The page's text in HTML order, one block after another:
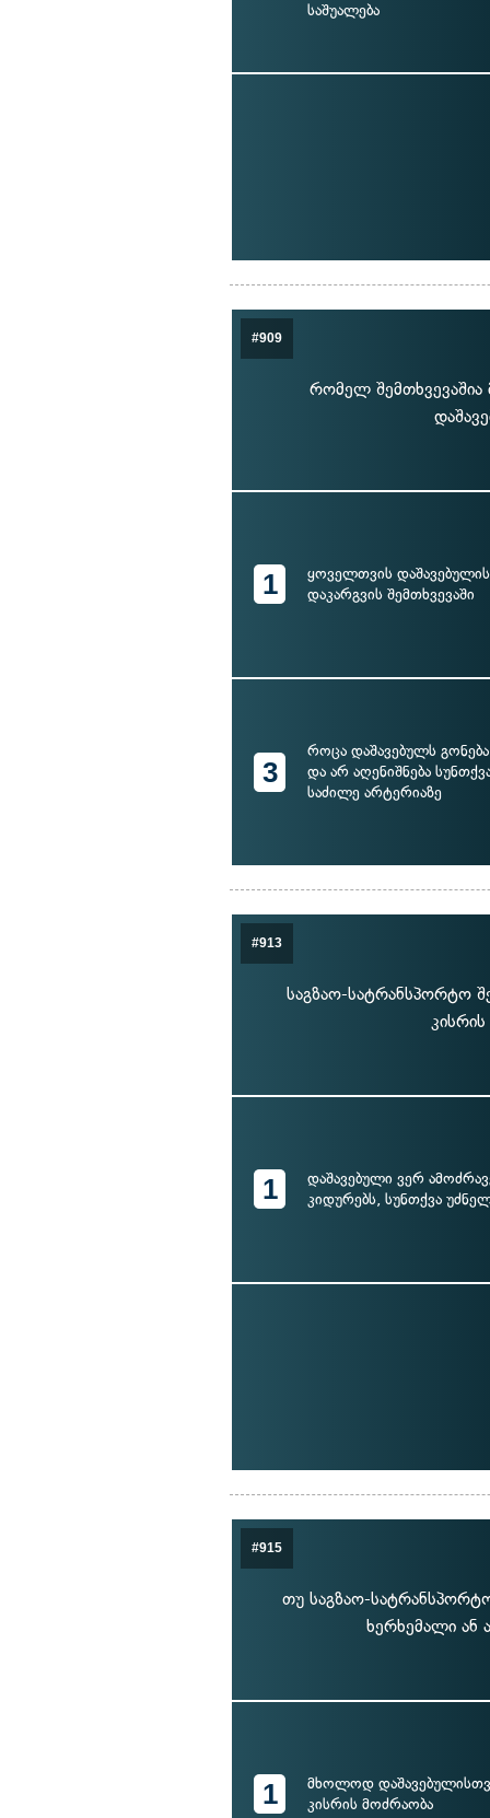
საშუალება
#909
რომელ შემთხვევაშია
1
ყოველთვის
დაკარგვის შემთხვევაში
3
როცა დაშავებულს
და არ აღენიშნება
საძილე არტერიაზე
#913
საგზაო-სატრანსპორტო
1
დაშავებული ვერ
კიდურებს, სუნთქვა
#915
თუ საგზაო-
ხერხემალი ან
1
მხოლოდ
კისრის მოძრაობა